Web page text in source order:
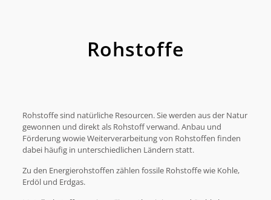
Rohstoffe
Rohstoffe sind natürliche Resourcen. Sie werden aus der Natur
gewonnen und direkt als Rohstoff verwand. Anbau und
Förderung wowie Weiterverarbeitung von Rohstoffen finden
dabei häufig in unterschiedlichen Ländern statt.
Zu den Energierohstoffen zählen fossile Rohstoffe wie Kohle,
Erdöl und Erdgas.